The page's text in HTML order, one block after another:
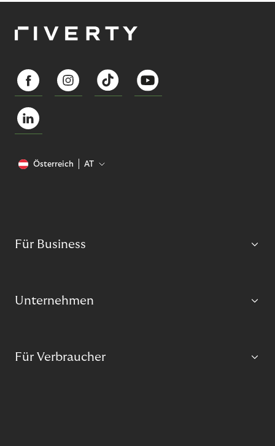
Österreich AT
Für Business
Unternehmen
Für Verbraucher